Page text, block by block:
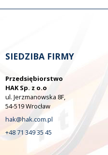
SIEDZIBA FIRMY
Przedsiębiorstwo
HAK Sp. z o.o
ul. Jerzmanowska 8F,
54-519 Wrocław
hak@hak.com.pl
+48 71 349 35 45